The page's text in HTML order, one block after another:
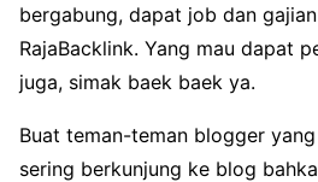
bergabung, dapat job dan
RajaBacklink. Yang mau dapat
juga, simak baek baek ya.
Buat teman-teman blogger
sering berkunjung ke blog